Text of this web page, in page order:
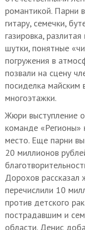
романтикой. Парни
гитару, семечки,
газировка,
шутки, понятные
погружения в
позвали на сцену
посиделка майским
многоэтажки.
Жюри выступление
команде «Регионы»
место. Еще парни
20 миллионов
Дорохов рассказал
перечислили 10
против детского
пострадавшим и
области. Денис